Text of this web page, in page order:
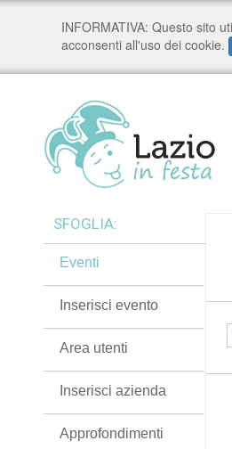
SFOGLIA:
Eventi
Inserisci evento
Area utenti
Inserisci azienda
Approfondimenti